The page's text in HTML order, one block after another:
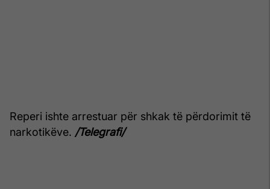
Reperi ishte arrestuar për shkak të përdorimit të
narkotikëve. /Telegrafi/